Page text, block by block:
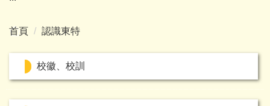
首頁 認識東特
校徽、校訓